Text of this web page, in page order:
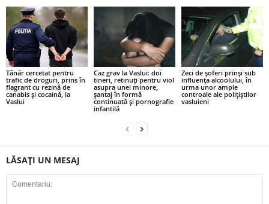
Tânăr cercetat pentru
trafic de droguri, prins în
flagrant cu rezină de
canabis și cocaină, la
Vaslui
Caz grav la Vaslui: doi
tineri, retinuți pentru viol
asupra unei minore,
șantaj în formă
continuată și pornografie
infantilă
Zeci de șoferi prinși sub
influența alcoolului, în
urma unor ample
controale ale polițiștilor
vasluieni
LĂSAȚI UN MESAJ